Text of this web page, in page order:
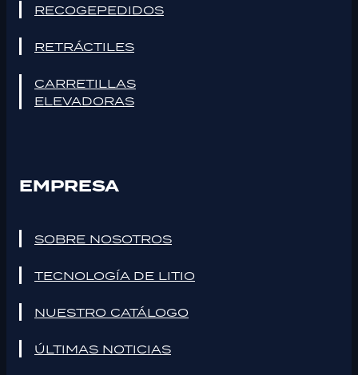
RECOGEPEDIDOS
RETRÁCTILES
CARRETILLAS
ELEVADORAS
EMPRESA
SOBRE NOSOTROS
TECNOLOGÍA DE LITIO
NUESTRO CATÁLOGO
ÚLTIMAS NOTICIAS